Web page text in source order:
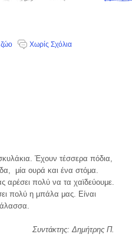
Χωρίς Σχόλια
Έχουν τέσσερα πόδια,
μία ουρά και ένα στόμα.
αρέσει πολύ να τα χαϊδεύουμε.
πολύ η μπάλα μας. Είναι
Συντάκτης: Δημήτρης Π.